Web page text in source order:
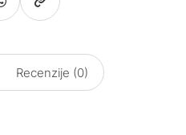
Recenzije (0)